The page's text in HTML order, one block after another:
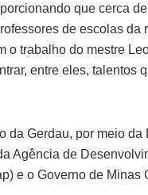
que cerca
de escolas da
o trabalho do mestre
entre eles, talentos
da Gerdau, por meio da
Agência de
e o Governo de Minas